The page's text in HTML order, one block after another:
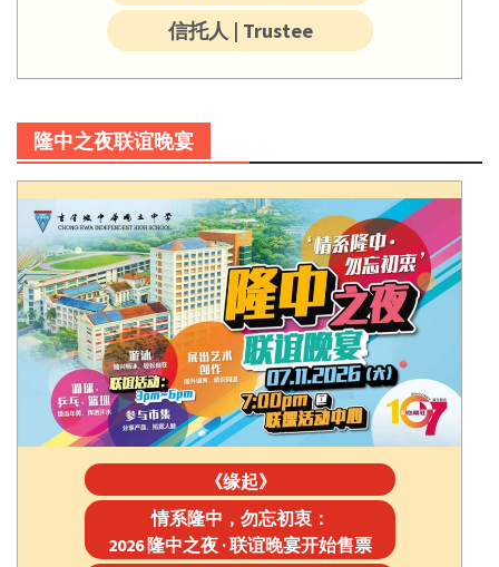
信托人 | Trustee
隆中之夜联谊晚宴
《缘起》
情系隆中，勿忘初衷：
2026 隆中之夜 · 联谊晚宴开始售票